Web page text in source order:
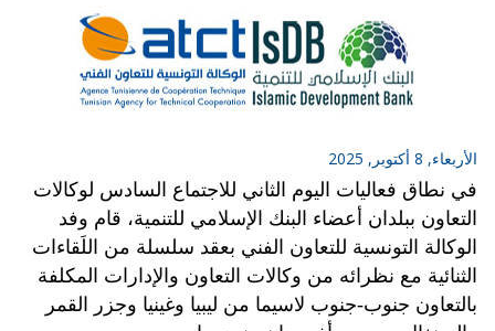
الأربعاء, 8 أكتوبر, 2025
في نطاق فعاليات اليوم الثاني للاجتماع السادس لوكالات
التعاون ببلدان أعضاء البنك الإسلامي للتنمية، قام وفد
الوكالة التونسية للتعاون الفني بعقد سلسلة من اللَقاءات
الثنائية مع نظرائه من وكالات التعاون والإدارات المكلفة
بالتعاون جنوب-جنوب لاسيما من ليبيا وغينيا وجزر القمر